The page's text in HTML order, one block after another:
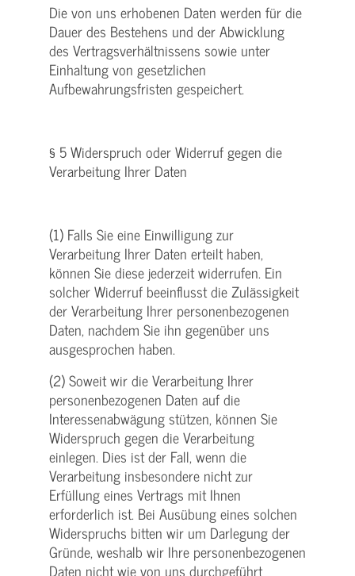
Die von uns erhobenen Daten werden für die
Dauer des Bestehens und der Abwicklung
des Vertragsverhältnissens sowie unter
Einhaltung von gesetzlichen
Aufbewahrungsfristen gespeichert.
§ 5 Widerspruch oder Widerruf gegen die
Verarbeitung Ihrer Daten
(1) Falls Sie eine Einwilligung zur
Verarbeitung Ihrer Daten erteilt haben,
können Sie diese jederzeit widerrufen. Ein
solcher Widerruf beeinflusst die Zulässigkeit
der Verarbeitung Ihrer personenbezogenen
Daten, nachdem Sie ihn gegenüber uns
ausgesprochen haben.
(2) Soweit wir die Verarbeitung Ihrer
personenbezogenen Daten auf die
Interessenabwägung stützen, können Sie
Widerspruch gegen die Verarbeitung
einlegen. Dies ist der Fall, wenn die
Verarbeitung insbesondere nicht zur
Erfüllung eines Vertrags mit Ihnen
erforderlich ist. Bei Ausübung eines solchen
Widerspruchs bitten wir um Darlegung der
Gründe, weshalb wir Ihre personenbezogenen
Daten nicht wie von uns durchgeführt